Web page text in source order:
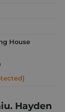
House
Hayden